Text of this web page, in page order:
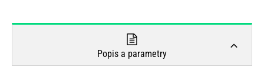
Popis a parametry